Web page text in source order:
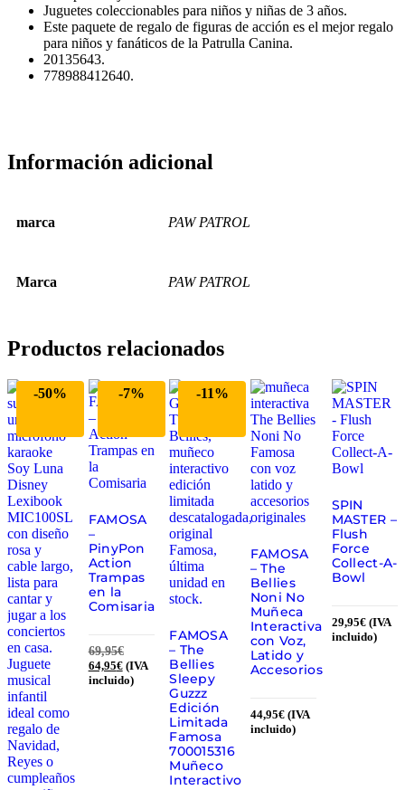
Juguetes coleccionables para niños y niñas de 3 años.
Este paquete de regalo de figuras de acción es el mejor regalo
para niños y fanáticos de la Patrulla Canina.
20135643.
778988412640.
Información adicional
marca PAW PATROL
Marca PAW PATROL
Productos relacionados
-50% -7%
FAMOSA
–
PinyPon
Action
Trampas
en la
Comisaria
69,95€
64,95€ (IVA
incluido)
-11%
FAMOSA
– The
Bellies
Sleepy
Guzzz
Edición
Limitada
Famosa
700015316
Muñeco
Interactivo
FAMOSA
– The
Bellies
Noni No
Muñeca
Interactiva
con Voz,
Latido y
Accesorios
44,95€ (IVA
incluido)
SPIN
MASTER –
Flush
Force
Collect-A-
Bowl
29,95€ (IVA
incluido)